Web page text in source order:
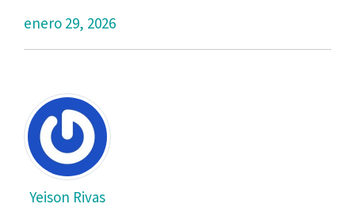
enero 29, 2026
Yeison Rivas